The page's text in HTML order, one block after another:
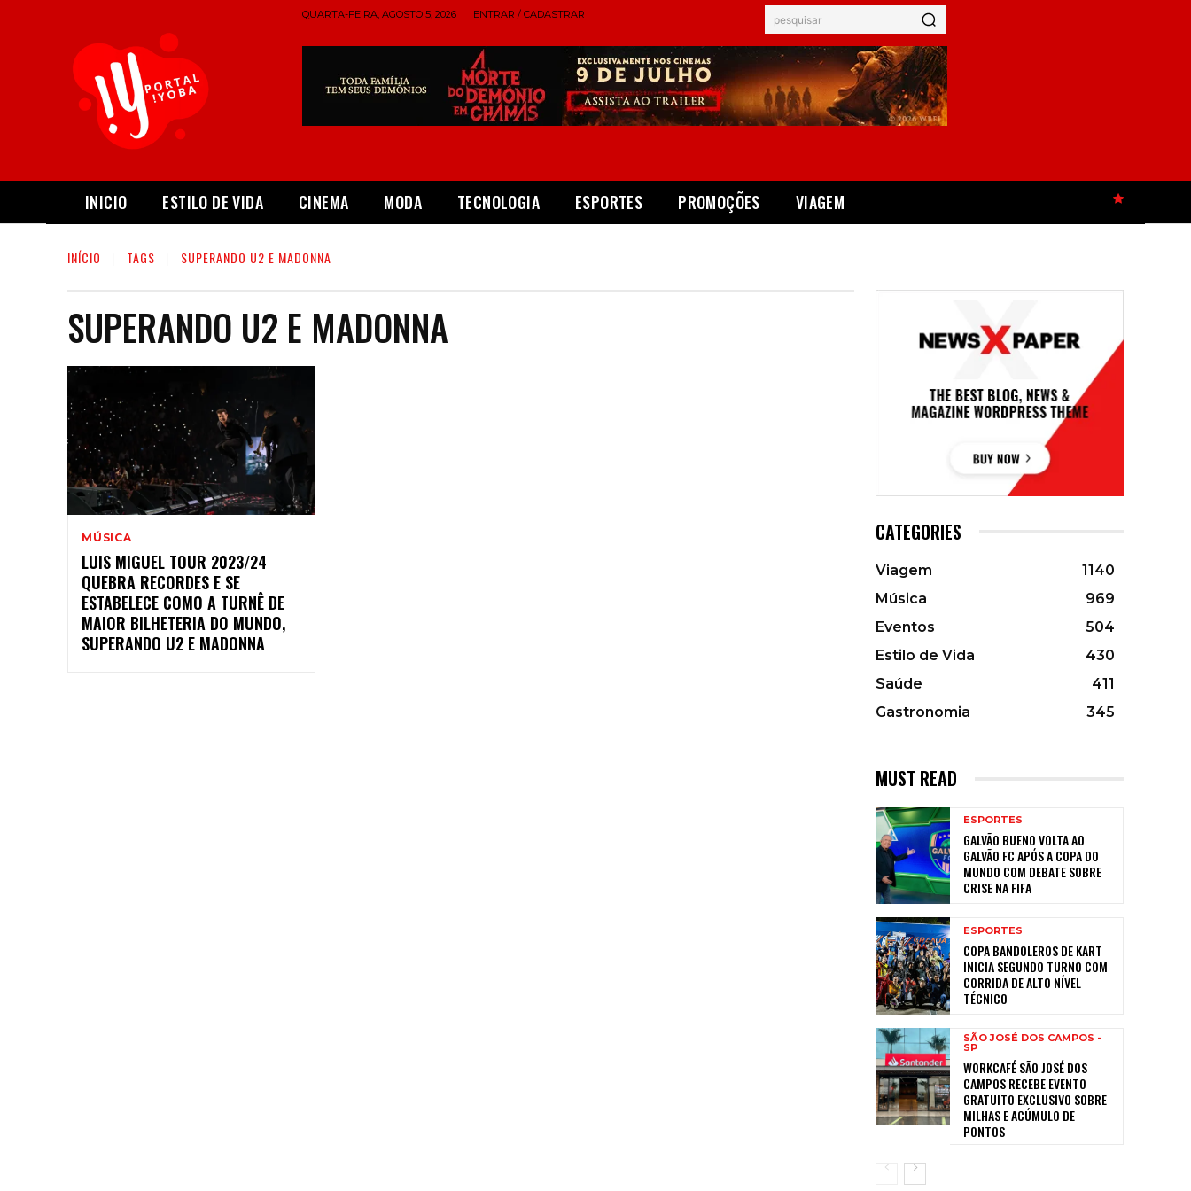
QUARTA-FEIRA, AGOSTO 5, 2026 ENTRAR / CADASTRAR pesquisar
INICIO ESTILO DE VIDA CINEMA MODA TECNOLOGIA ESPORTES PROMOÇÕES VIAGEM
INÍCIO TAGS SUPERANDO U2 E MADONNA
SUPERANDO U2 E MADONNA
MÚSICA
LUIS MIGUEL TOUR 2023/24
QUEBRA RECORDES E SE
ESTABELECE COMO A TURNÊ DE
MAIOR BILHETERIA DO MUNDO,
SUPERANDO U2 E MADONNA
CATEGORIES
Viagem
1140
Música
969
Eventos
504
Estilo de Vida
430
Saúde
411
Gastronomia
345
MUST READ
ESPORTES
GALVÃO BUENO VOLTA AO
GALVÃO FC APÓS A COPA DO
MUNDO COM DEBATE SOBRE
CRISE NA FIFA
ESPORTES
COPA BANDOLEROS DE KART
INICIA SEGUNDO TURNO COM
CORRIDA DE ALTO NÍVEL
TÉCNICO
SÃO JOSÉ DOS CAMPOS -
SP
WORKCAFÉ SÃO JOSÉ DOS
CAMPOS RECEBE EVENTO
GRATUITO EXCLUSIVO SOBRE
MILHAS E ACÚMULO DE
PONTOS